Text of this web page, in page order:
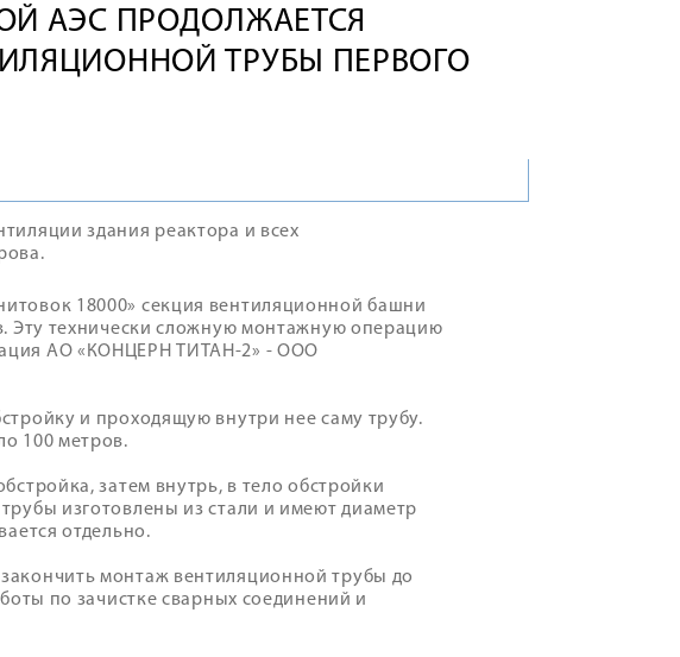
АЭС ПРОДОЛЖАЕТСЯ
ТРУБЫ ПЕРВОГО
здания реактора и всех
18000» секция вентиляционной башни
Эту технически сложную монтажную операцию
АО «КОНЦЕРН ТИТАН-2» - ООО
и проходящую внутри нее саму трубу.
100 метров.
затем внутрь, в тело обстройки
изготовлены из стали и имеют диаметр
отдельно.
монтаж вентиляционной трубы до
по зачистке сварных соединений и